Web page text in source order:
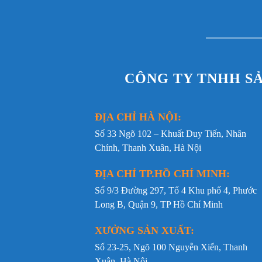
Thông tin chi
Loại sản phẩm Đồng phục bảo
Chất liệu Vải Kaki y tế
Trọng lượng ~200g
Khả năng thấm hút Tốt, thoáng khí
Màu sắc Trắng
Form dáng Suông nhẹ, tôn
Kiểu cổ Cổ V cách điệu
CÔNG TY TNHH
ĐỊA CHỈ HÀ NỘI:
Số 33 Ngõ 102 – Khuất Duy Tiến, Nhân
Chính, Thanh Xuân, Hà Nội
ĐỊA CHỈ TP.HỒ CHÍ MINH:
Số 9/3 Đường 297, Tổ 4 Khu phố 4, Phước
Long B, Quận 9, TP Hồ Chí Minh
XƯỞNG SẢN XUẤT:
Số 23-25, Ngõ 100 Nguyễn Xiển, Thanh